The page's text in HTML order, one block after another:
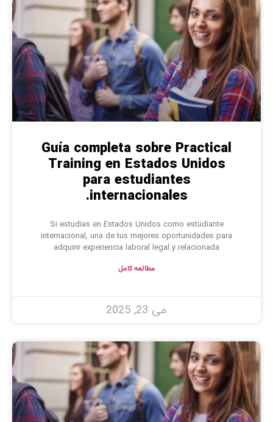
Guía completa sobre Practical
Training en Estados Unidos
para estudiantes
internacionales.
Si estudias en Estados Unidos como estudiante
internacional, una de tus mejores oportunidades para
adquirir experiencia laboral legal y relacionada
مطالعه کامل
می 23, 2025